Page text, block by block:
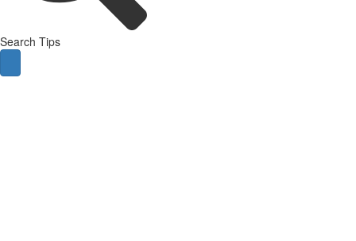
Search Tips